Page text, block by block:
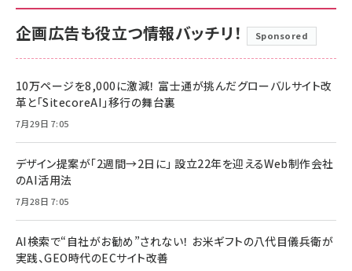
企画広告も役立つ情報バッチリ！ Sponsored
10万ページを8,000に激減！ 富士通が挑んだグローバルサイト改
革と「SitecoreAI」移行の舞台裏
7月29日 7:05
デザイン提案が「2週間→2日に」 設立22年を迎えるWeb制作会社
のAI活用法
7月28日 7:05
AI検索で“自社がお勧め”されない！ お米ギフトの八代目儀兵衛が
実践、GEO時代のECサイト改善